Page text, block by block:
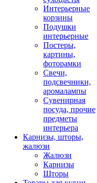
Интерьерные
корзины
Подушки
интерьерные
Постеры,
картины,
фоторамки
Свечи,
подсвечники,
аромалампы
Сувенирная
посуда, прочие
предметы
интерьера
Карнизы, шторы,
жалюзи
Жалюзи
Карнизы
Шторы